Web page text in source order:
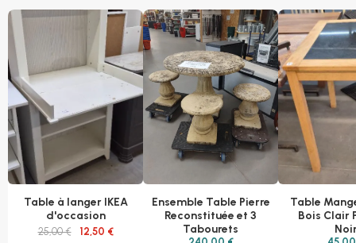
Table à langer IKEA
d'occasion
25,00 € 12,50 €
Ensemble Table Pierre
Reconstituée et 3
Tabourets
Table
Bois Clair